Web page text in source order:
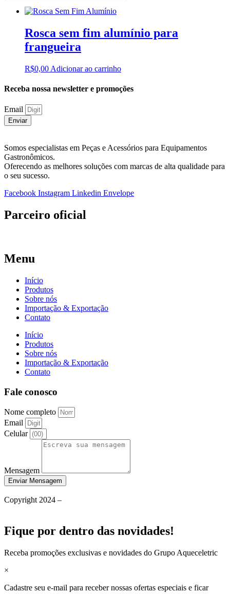
Rosca sem fim alumínio para
frangueira
R$0,00 Adicionar ao carrinho
Receba nossa newsletter e promoções
Email
Enviar
Somos especialistas em Peças e Acessórios para Equipamentos
Gastronômicos.
Oferecendo as melhores soluções com marcas de alta qualidade para
o seu sucesso.
Facebook Instagram Linkedin Envelope
Parceiro oficial
Menu
Início
Produtos
Sobre nós
Importação & Exportação
Contato
Início
Produtos
Sobre nós
Importação & Exportação
Contato
Fale conosco
Nome completo
Email
Celular
Mensagem
Enviar Mensagem
Copyright 2024 –
Fique por dentro das novidades!
Receba promoções exclusivas e novidades do Grupo Aqueceletric
×
Cadastre seu e-mail para receber nossas ofertas especiais e ficar